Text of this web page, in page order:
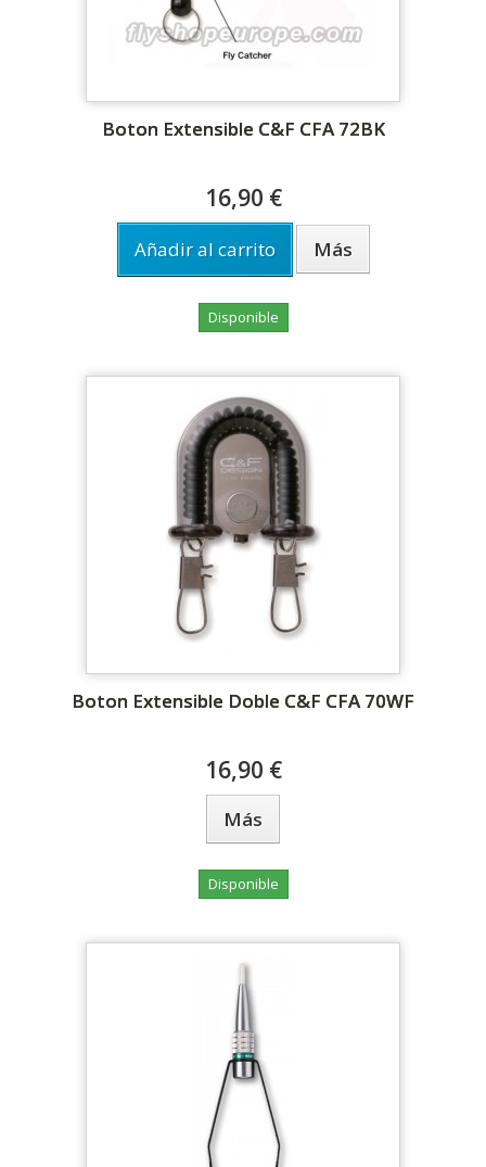
Boton Extensible C&F CFA 72BK
16,90 €
Añadir al carrito Más
Disponible
Boton Extensible Doble C&F CFA 70WF
16,90 €
Más
Disponible